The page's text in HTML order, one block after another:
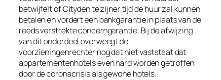
betwijfelt of Cityden te zijner tijd de huur zal kunnen
betalen en vordert een bankgarantie in plaats van de
reeds verstrekte concerngarantie. Bij de afwijzing
van dit onderdeel overweegt de
voorzieningenrechter nog dat niet vaststaat dat
appartementenhotels even hard worden getroffen
door de coronacrisis als gewone hotels.